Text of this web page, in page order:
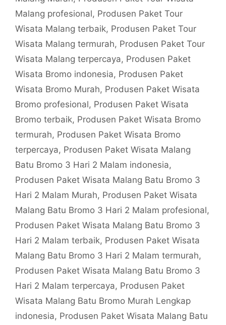
Malang profesional, Produsen Paket Tour
Wisata Malang terbaik, Produsen Paket Tour
Wisata Malang termurah, Produsen Paket Tour
Wisata Malang terpercaya, Produsen Paket
Wisata Bromo indonesia, Produsen Paket
Wisata Bromo Murah, Produsen Paket Wisata
Bromo profesional, Produsen Paket Wisata
Bromo terbaik, Produsen Paket Wisata Bromo
termurah, Produsen Paket Wisata Bromo
terpercaya, Produsen Paket Wisata Malang
Batu Bromo 3 Hari 2 Malam indonesia,
Produsen Paket Wisata Malang Batu Bromo 3
Hari 2 Malam Murah, Produsen Paket Wisata
Malang Batu Bromo 3 Hari 2 Malam profesional,
Produsen Paket Wisata Malang Batu Bromo 3
Hari 2 Malam terbaik, Produsen Paket Wisata
Malang Batu Bromo 3 Hari 2 Malam termurah,
Produsen Paket Wisata Malang Batu Bromo 3
Hari 2 Malam terpercaya, Produsen Paket
Wisata Malang Batu Bromo Murah Lengkap
indonesia, Produsen Paket Wisata Malang Batu